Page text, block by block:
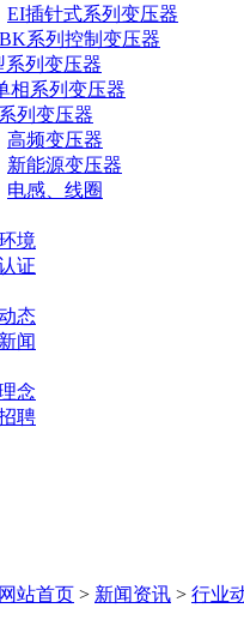
EI插针式系列变压器
系列控制变压器
系列变压器
相系列变压器
列变压器
高频变压器
新能源变压器
电感、线圈
境
证
态
闻
念
聘
网站首页 > 新闻资讯 > 行业